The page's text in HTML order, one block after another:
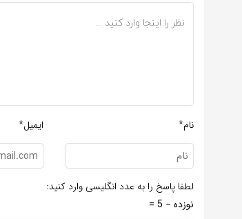
نام* ایمیل*
لطفا پاسخ را به عدد انگلیسی وارد کنید:
نوزده − 5 =